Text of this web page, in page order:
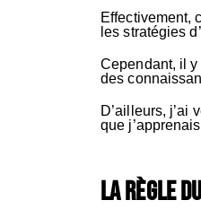
Effectivement,
les stratégies
Cependant, il y
des
D’ailleurs, j’ai
que
La règle